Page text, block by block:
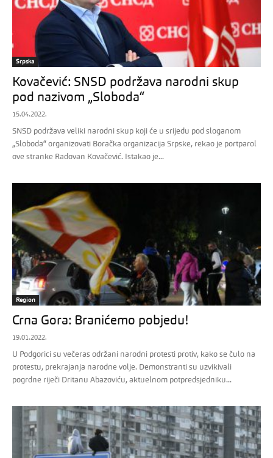
Srpska
Kovačević: SNSD podržava narodni skup
pod nazivom „Sloboda“
15.04.2022.
SNSD podržava veliki narodni skup koji će u srijedu pod sloganom
„Sloboda“ organizovati Boračka organizacija Srpske, rekao je portparol
ove stranke Radovan Kovačević. Istakao je...
Region
Crna Gora: Branićemo pobjedu!
19.01.2022.
U Podgorici su večeras održani narodni protesti protiv, kako se čulo na
protestu, prekrajanja narodne volje. Demonstranti su uzvikivali
pogrdne riječi Dritanu Abazoviću, aktuelnom potpredsjedniku...